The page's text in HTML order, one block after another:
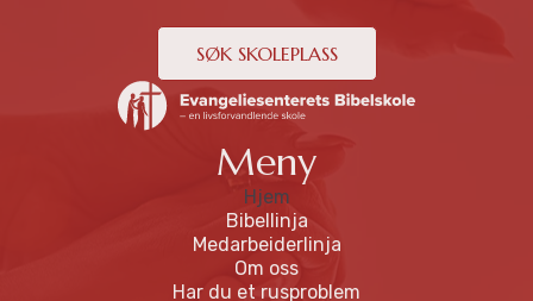
SØK SKOLEPLASS
Meny
Hjem
Bibellinja
Medarbeiderlinja
Om oss
Har du et rusproblem